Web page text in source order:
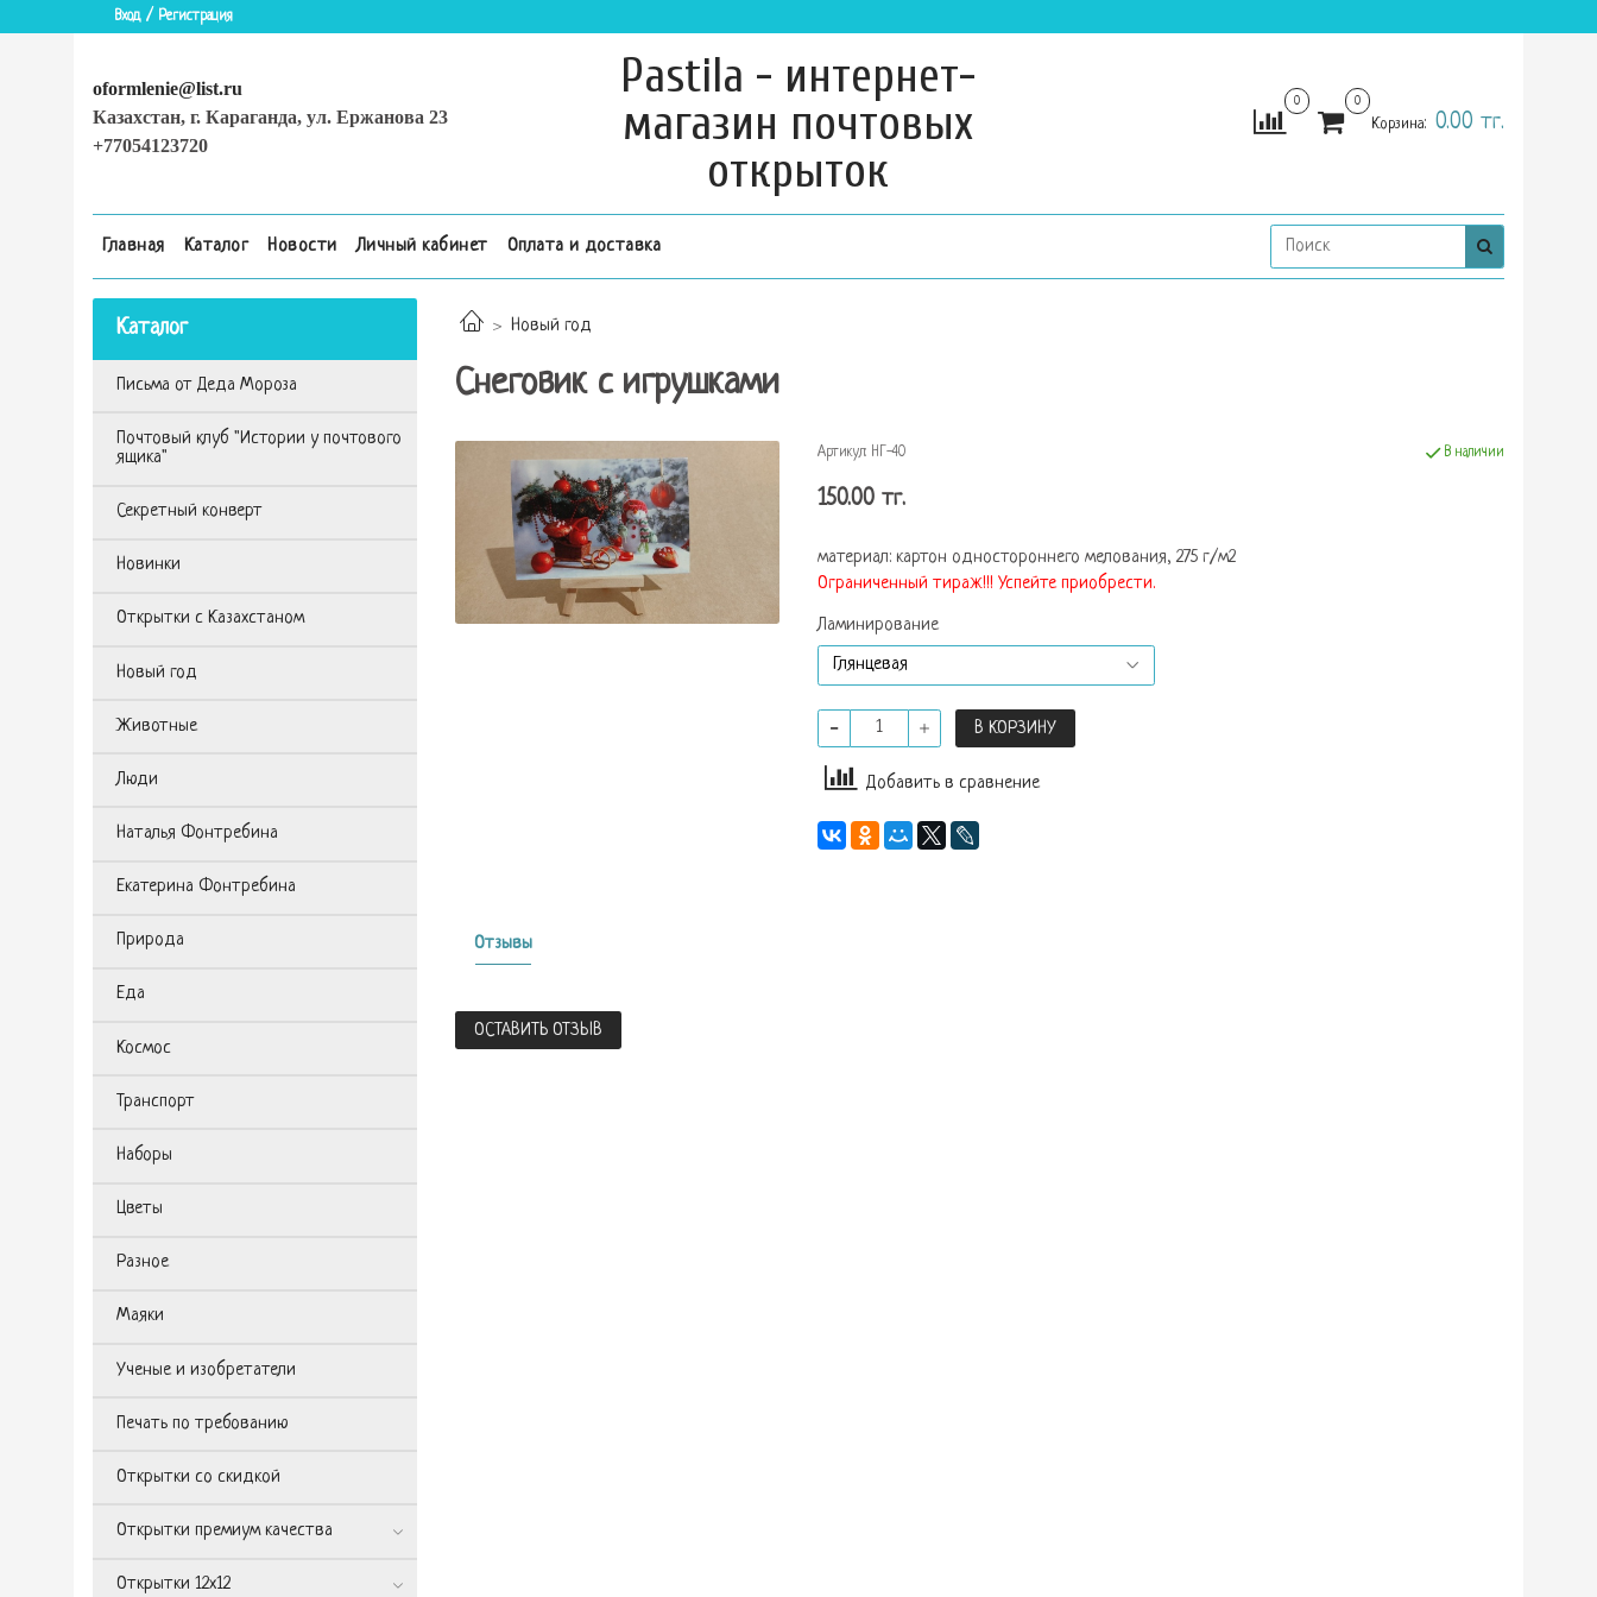
Вход / Регистрация
oformlenie@list.ru
Казахстан, г. Караганда, ул. Ержанова 23
+77054123720
Pastila - интернет-
магазин почтовых
открыток
0 0
Корзина: 0.00 тг.
Главная Каталог Новости Личный кабинет Оплата и доставка
Новый год
Снеговик с игрушками
Артикул: НГ-40 В наличии
150.00 тг.
материал: картон одностороннего мелования, 275 г/м2
Ограниченный тираж!!! Успейте приобрести.
Ламинирование
В КОРЗИНУ
Добавить в сравнение
Отзывы
ОСТАВИТЬ ОТЗЫВ
Каталог
Письма от Деда Мороза
Почтовый клуб "Истории у почтового
ящика"
Секретный конверт
Новинки
Открытки с Казахстаном
Новый год
Животные
Люди
Наталья Фонтребина
Екатерина Фонтребина
Природа
Еда
Космос
Транспорт
Наборы
Цветы
Разное
Маяки
Ученые и изобретатели
Печать по требованию
Открытки со скидкой
Открытки премиум качества
Открытки 12х12